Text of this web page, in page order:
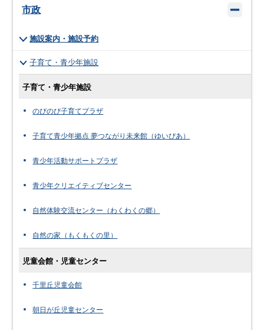
市政
施設案内・施設予約
子育て・青少年施設
子育て・青少年施設
のびのび子育てプラザ
子育て青少年拠点 夢つながり未来館（ゆいぴあ）
青少年活動サポートプラザ
青少年クリエイティブセンター
自然体験交流センター（わくわくの郷）
自然の家（もくもくの里）
児童会館・児童センター
千里丘児童会館
朝日が丘児童センター